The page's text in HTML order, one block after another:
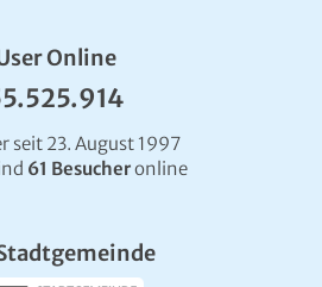
Online
seit 23. August 1997
61 Besucheronline